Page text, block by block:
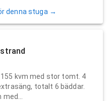
denna stuga →
kvm med stor tomt. 4
totalt 6 bäddar.